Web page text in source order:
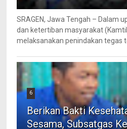
SRAGEN, Jawa Tengah – Dalam
dan ketertiban masyarakat
melaksanakan penindakan tegas
6
Berikan Bakti
Sesama, Subsatgas